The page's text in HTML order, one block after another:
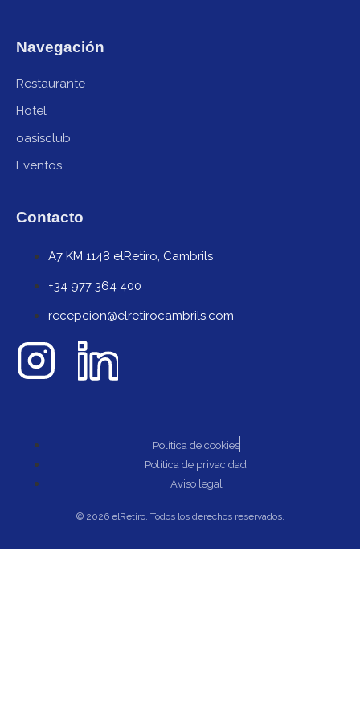
Navegación
Restaurante
Hotel
oasisclub
Eventos
Contacto
A7 KM 1148 elRetiro, Cambrils
+34 977 364 400
recepcion@elretirocambrils.com
© 2026 elRetiro. Todos los derechos reservados.
Política de cookies
Política de privacidad
Aviso legal